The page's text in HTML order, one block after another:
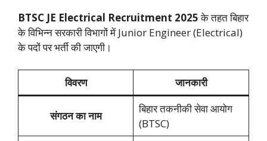
BTSC JE Electrical Recruitment 2025के तहत बिहार
के विभिन्न सरकारी विभागों में Junior Engineer (Electrical)
के पदों पर भर्ती की जाएगी।
विवरण जानकारी
संगठन का नाम
बिहार तकनीकी सेवा आयोग
(BTSC)